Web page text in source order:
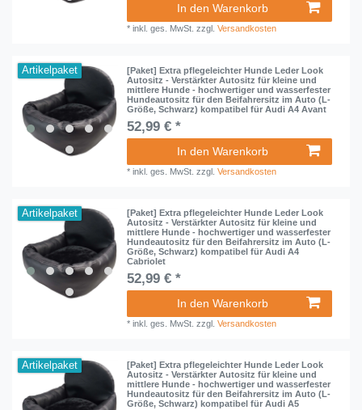
In den Warenkorb
*inkl. ges. MwSt. zzgl.Versandkosten
Artikelpaket
[Paket] Extra pflegeleichter Hunde Leder Look
Autositz - Verstärkter Autositz für kleine und
mittlere Hunde - hochwertiger und wasserfester
Hundeautositz für den Beifahrersitz im Auto (L-
Größe, Schwarz) kompatibel für Audi A4 Avant
52,99 € *
In den Warenkorb
*inkl. ges. MwSt. zzgl.Versandkosten
Artikelpaket
[Paket] Extra pflegeleichter Hunde Leder Look
Autositz - Verstärkter Autositz für kleine und
mittlere Hunde - hochwertiger und wasserfester
Hundeautositz für den Beifahrersitz im Auto (L-
Größe, Schwarz) kompatibel für Audi A4
Cabriolet
52,99 € *
In den Warenkorb
*inkl. ges. MwSt. zzgl.Versandkosten
Artikelpaket
[Paket] Extra pflegeleichter Hunde Leder Look
Autositz - Verstärkter Autositz für kleine und
mittlere Hunde - hochwertiger und wasserfester
Hundeautositz für den Beifahrersitz im Auto (L-
Größe, Schwarz) kompatibel für Audi A5